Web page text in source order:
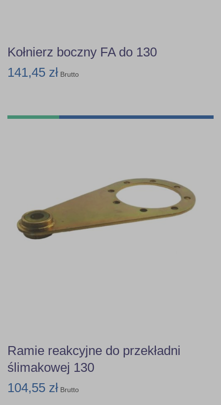
Kołnierz boczny FA do 130
141,45 zł Brutto
Ramie reakcyjne do przekładni
ślimakowej 130
104,55 zł Brutto